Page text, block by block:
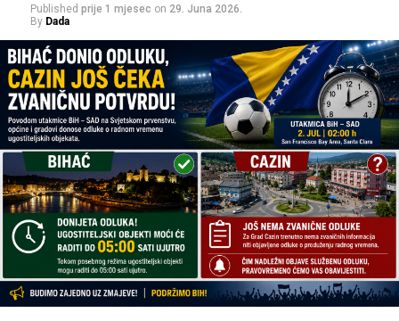
Published prije 1 mjesec on 29. Juna 2026.
By Dada